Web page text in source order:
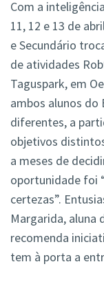
Com a
11, 12 e 13 de
e Secundário
de atividades
Taguspark, em
ambos alunos do
diferentes, a
objetivos
a meses de
oportunidade foi
certezas”.
Margarida, aluna
recomenda
tem à porta a